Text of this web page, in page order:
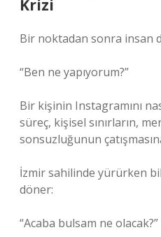
Krizi
Bir noktadan sonra insan
“Ben ne yapıyorum?”
Bir kişinin Instagramını
süreç, kişisel sınırların,
sonsuzluğunun
İzmir sahilinde yürürken
döner:
“Acaba bulsam ne olacak?”